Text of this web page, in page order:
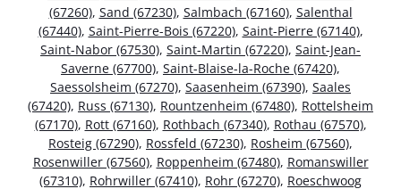
(67260), Sand (67230), Salmbach (67160), Salenthal
(67440), Saint-Pierre-Bois (67220), Saint-Pierre (67140),
Saint-Nabor (67530), Saint-Martin (67220), Saint-Jean-
Saverne (67700), Saint-Blaise-la-Roche (67420),
Saessolsheim (67270), Saasenheim (67390), Saales
(67420), Russ (67130), Rountzenheim (67480), Rottelsheim
(67170), Rott (67160), Rothbach (67340), Rothau (67570),
Rosteig (67290), Rossfeld (67230), Rosheim (67560),
Rosenwiller (67560), Roppenheim (67480), Romanswiller
(67310), Rohrwiller (67410), Rohr (67270), Roeschwoog